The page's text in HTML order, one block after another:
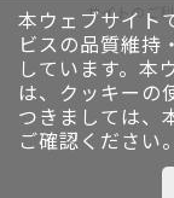
本ウェブサイト
ビスの品質維持
しています。 本
は、クッキーの
つきましては、
ご確認ください。
サイトのご